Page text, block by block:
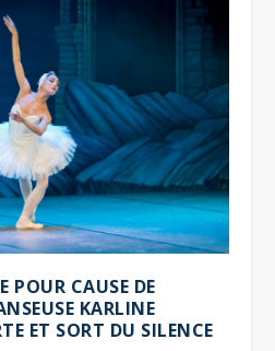
POUR CAUSE DE
KARLINE
ET SORT DU SILENCE